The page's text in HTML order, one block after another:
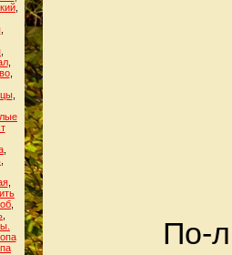
,
,
,
,
,
По-